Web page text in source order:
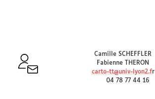
Camille SCHEFFLER
Fabienne THERON
carto-tt@univ-lyon2.fr
04 78 77 44 16